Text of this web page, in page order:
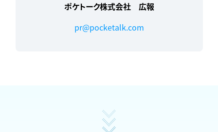
ポケトーク株式会社 広報
pr@pocketalk.com